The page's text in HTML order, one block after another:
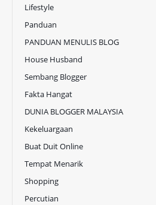
Lifestyle
Panduan
PANDUAN MENULIS BLOG
House Husband
Sembang Blogger
Fakta Hangat
DUNIA BLOGGER MALAYSIA
Kekeluargaan
Buat Duit Online
Tempat Menarik
Shopping
Percutian